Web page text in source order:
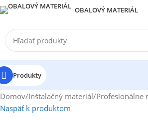
OBALOVÝ MATERIÁL
Produkty
Domov/Inštalačný materiál/Profesionálne
Naspäť k produktom